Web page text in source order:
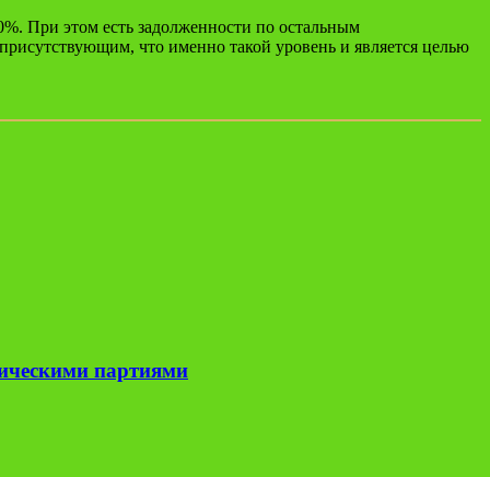
При этом есть задолженности по остальным
что именно такой уровень и является целью
партиями